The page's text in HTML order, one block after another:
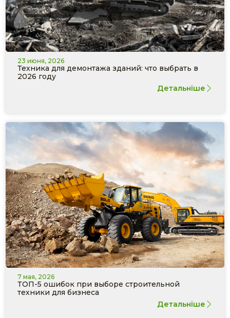
23 июня, 2026
Техника для демонтажа зданий: что выбрать в
2026 году
Детальніше
7 мая, 2026
ТОП-5 ошибок при выборе строительной
техники для бизнеса
Детальніше